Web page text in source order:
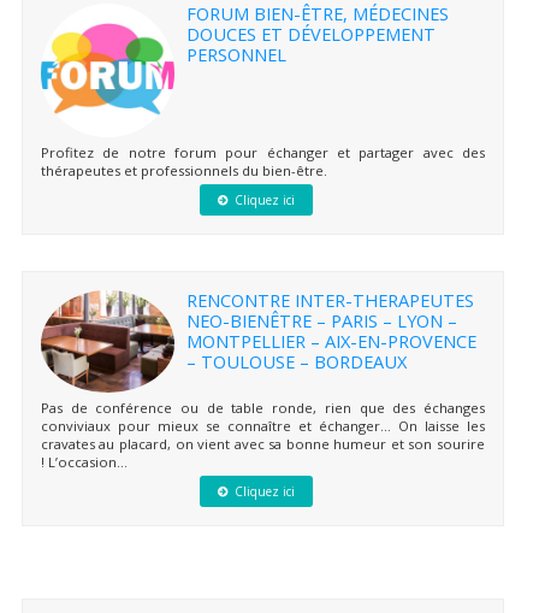
FORUM BIEN-ÊTRE, MÉDECINES
DOUCES ET DÉVELOPPEMENT
PERSONNEL
Profitez de notre forum pour échanger et partager avec des
thérapeutes et professionnels du bien-être.
Cliquez ici
RENCONTRE INTER-THERAPEUTES
NEO-BIENÊTRE – PARIS – LYON –
MONTPELLIER – AIX-EN-PROVENCE
– TOULOUSE – BORDEAUX
Pas de conférence ou de table ronde, rien que des échanges
conviviaux pour mieux se connaître et échanger… On laisse les
cravates au placard, on vient avec sa bonne humeur et son sourire
! L’occasion...
Cliquez ici